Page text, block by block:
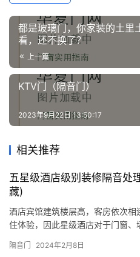
都是玻璃门，你家装的土里
看，还不换了？
上一篇
KTV门（隔音门）
2023年9月22日 13:50:17
相关推荐
五星级酒店级别装修隔音处
藏)
酒店宾馆建筑楼层高，客房依次
住体验，因此星级酒店对于门窗
音处理呢？今天就从以下3个角度
隔音门 2024年2月8日